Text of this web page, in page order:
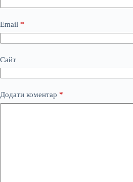
Email *
Сайт
Додати коментар *